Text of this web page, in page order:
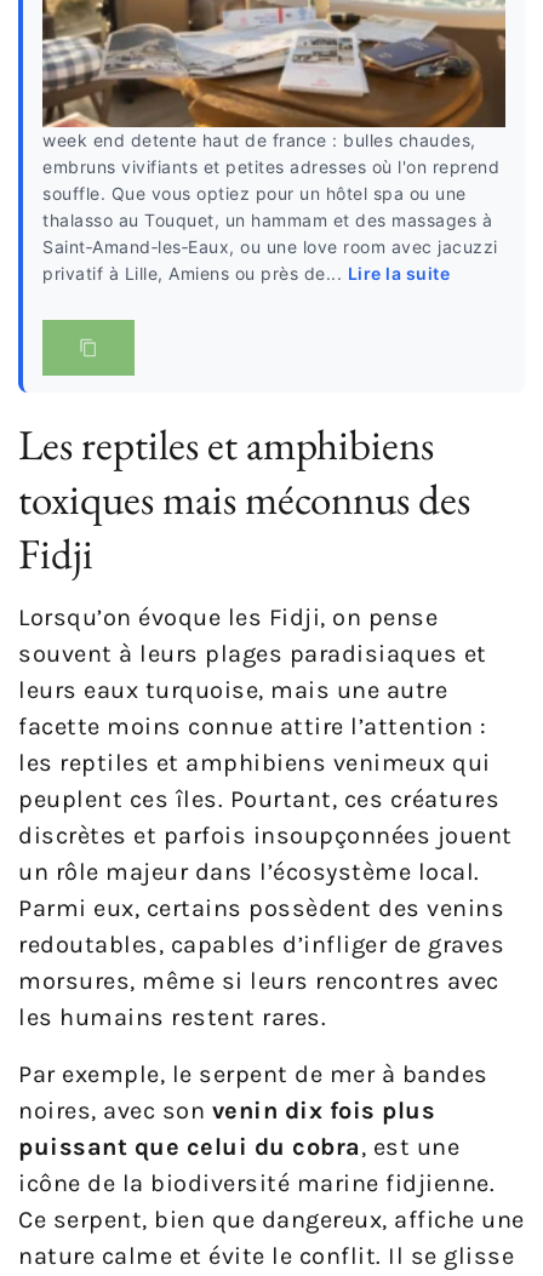
week end detente haut de france : bulles chaudes,
embruns vivifiants et petites adresses où l'on reprend
souffle. Que vous optiez pour un hôtel spa ou une
thalasso au Touquet, un hammam et des massages à
Saint‑Amand‑les‑Eaux, ou une love room avec jacuzzi
privatif à Lille, Amiens ou près de... Lire la suite
Les reptiles et amphibiens
toxiques mais méconnus des
Fidji
Lorsqu’on évoque les Fidji, on pense
souvent à leurs plages paradisiaques et
leurs eaux turquoise, mais une autre
facette moins connue attire l’attention :
les reptiles et amphibiens venimeux qui
peuplent ces îles. Pourtant, ces créatures
discrètes et parfois insoupçonnées jouent
un rôle majeur dans l’écosystème local.
Parmi eux, certains possèdent des venins
redoutables, capables d’infliger de graves
morsures, même si leurs rencontres avec
les humains restent rares.
Par exemple, le serpent de mer à bandes
noires, avec son venin dix fois plus
puissant que celui du cobra, est une
icône de la biodiversité marine fidjienne.
Ce serpent, bien que dangereux, affiche une
nature calme et évite le conflit. Il se glisse